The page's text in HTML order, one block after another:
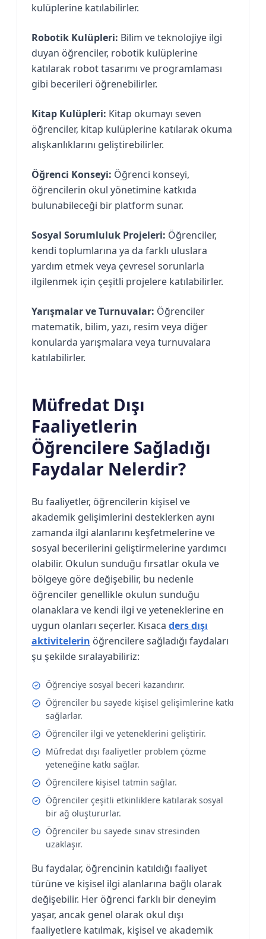
kulüplerine katılabilirler.
Robotik Kulüpleri: Bilim ve teknolojiye ilgi
duyan öğrenciler, robotik kulüplerine
katılarak robot tasarımı ve programlaması
gibi becerileri öğrenebilirler.
Kitap Kulüpleri: Kitap okumayı seven
öğrenciler, kitap kulüplerine katılarak okuma
alışkanlıklarını geliştirebilirler.
Öğrenci Konseyi: Öğrenci konseyi,
öğrencilerin okul yönetimine katkıda
bulunabileceği bir platform sunar.
Sosyal Sorumluluk Projeleri: Öğrenciler,
kendi toplumlarına ya da farklı uluslara
yardım etmek veya çevresel sorunlarla
ilgilenmek için çeşitli projelere katılabilirler.
Yarışmalar ve Turnuvalar: Öğrenciler
matematik, bilim, yazı, resim veya diğer
konularda yarışmalara veya turnuvalara
katılabilirler.
Müfredat Dışı
Faaliyetlerin
Öğrencilere Sağladığı
Faydalar Nelerdir?
Bu faaliyetler, öğrencilerin kişisel ve
akademik gelişimlerini desteklerken aynı
zamanda ilgi alanlarını keşfetmelerine ve
sosyal becerilerini geliştirmelerine yardımcı
olabilir. Okulun sunduğu fırsatlar okula ve
bölgeye göre değişebilir, bu nedenle
öğrenciler genellikle okulun sunduğu
olanaklara ve kendi ilgi ve yeteneklerine en
uygun olanları seçerler. Kısaca ders dışı
aktivitelerin öğrencilere sağladığı faydaları
şu şekilde sıralayabiliriz:
Öğrenciye sosyal beceri kazandırır.
Öğrenciler bu sayede kişisel gelişimlerine katkı
sağlarlar.
Öğrenciler ilgi ve yeteneklerini geliştirir.
Müfredat dışı faaliyetler problem çözme
yeteneğine katkı sağlar.
Öğrencilere kişisel tatmin sağlar.
Öğrenciler çeşitli etkinliklere katılarak sosyal
bir ağ oluştururlar.
Öğrenciler bu sayede sınav stresinden
uzaklaşır.
Bu faydalar, öğrencinin katıldığı faaliyet
türüne ve kişisel ilgi alanlarına bağlı olarak
değişebilir. Her öğrenci farklı bir deneyim
yaşar, ancak genel olarak okul dışı
faaliyetlere katılmak, kişisel ve akademik